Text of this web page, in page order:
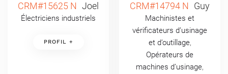
CRM#15625 N Joel
Électriciens industriels
PROFIL +
CRM#14794 N Guy
Machinistes et
vérificateurs d’usinage
et d’outillage,
Opérateurs de
machines d’usinage,